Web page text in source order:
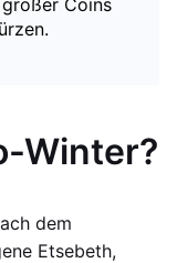
Coins
Winter?
dem
Etsebeth,